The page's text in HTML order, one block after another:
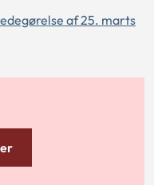
af 25. marts